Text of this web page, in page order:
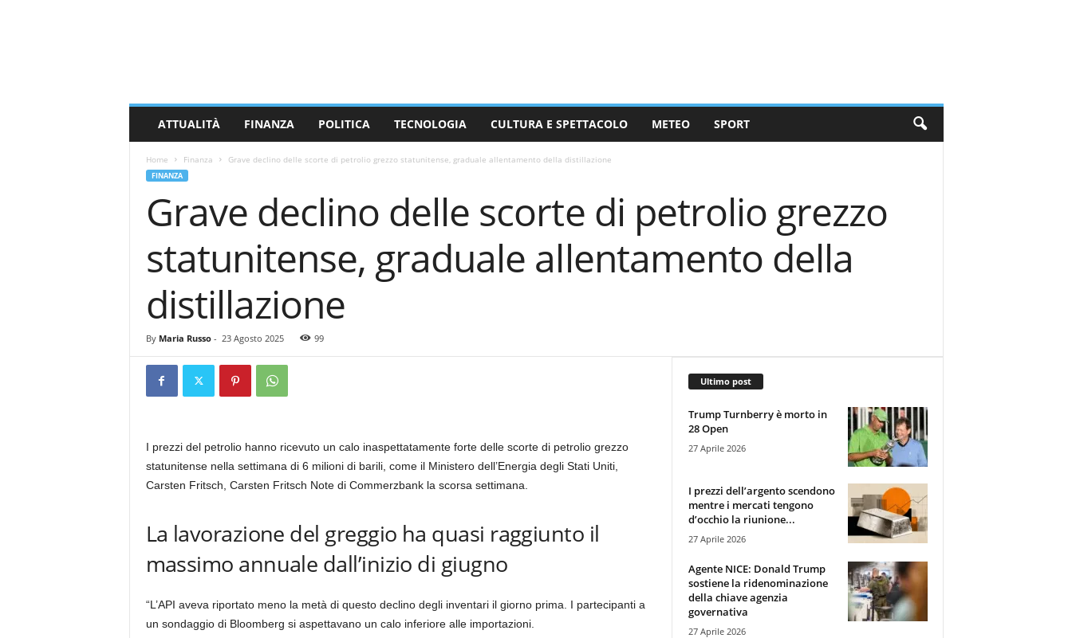
ATTUALITÀ FINANZA POLITICA TECNOLOGIA CULTURA E SPETTACOLO METEO SPORT
Home Finanza Grave declino delle scorte di petrolio grezzo statunitense, graduale allentamento della distillazione
FINANZA
Grave declino delle scorte di petrolio grezzo
statunitense, graduale allentamento della
distillazione
By Maria Russo- 23 Agosto 2025 99
I prezzi del petrolio hanno ricevuto un calo inaspettatamente forte delle scorte di petrolio grezzo
statunitense nella settimana di 6 milioni di barili, come il Ministero dell’Energia degli Stati Uniti,
Carsten Fritsch, Carsten Fritsch Note di Commerzbank la scorsa settimana.
La lavorazione del greggio ha quasi raggiunto il
massimo annuale dall’inizio di giugno
“L’API aveva riportato meno la metà di questo declino degli inventari il giorno prima. I partecipanti a
un sondaggio di Bloomberg si aspettavano un calo inferiore alle importazioni.
Ultimo post
Trump Turnberry è morto in
28 Open
27 Aprile 2026
I prezzi dell’argento scendono
mentre i mercati tengono
d’occhio la riunione...
27 Aprile 2026
Agente NICE: Donald Trump
sostiene la ridenominazione
della chiave agenzia
governativa
27 Aprile 2026